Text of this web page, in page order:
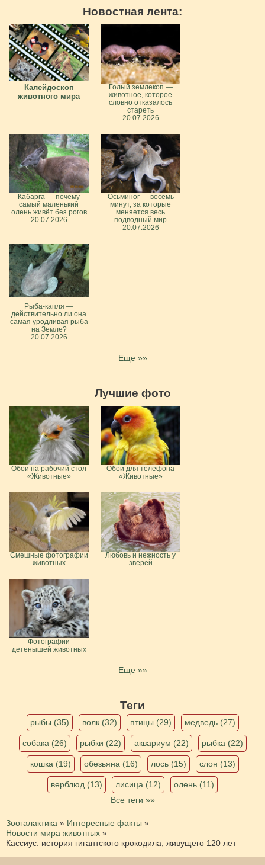
Новостная лента:
Калейдоскоп
животного мира
Голый землекоп —
животное, которое
словно отказалось
стареть
20.07.2026
Кабарга — почему
самый маленький
олень живёт без рогов
20.07.2026
Осьминог — восемь
минут, за которые
меняется весь
подводный мир
20.07.2026
Рыба-капля —
действительно ли она
самая уродливая рыба
на Земле?
20.07.2026
Еще »»
Лучшие фото
Обои на рабочий стол
«Животные»
Обои для телефона
«Животные»
Смешные фотографии
животных
Любовь и нежность у
зверей
Фотографии
детенышей животных
Еще »»
Теги
рыбы (35) волк (32) птицы (29) медведь (27)
собака (26) рыбки (22) аквариум (22) рыбка (22)
кошка (19) обезьяна (16) лось (15) слон (13)
верблюд (13) лисица (12)
олень (11)
Все теги »»
Зоогалактика » Интересные факты »
Новости мира животных »
Кассиус: история гигантского крокодила, живущего 120 лет